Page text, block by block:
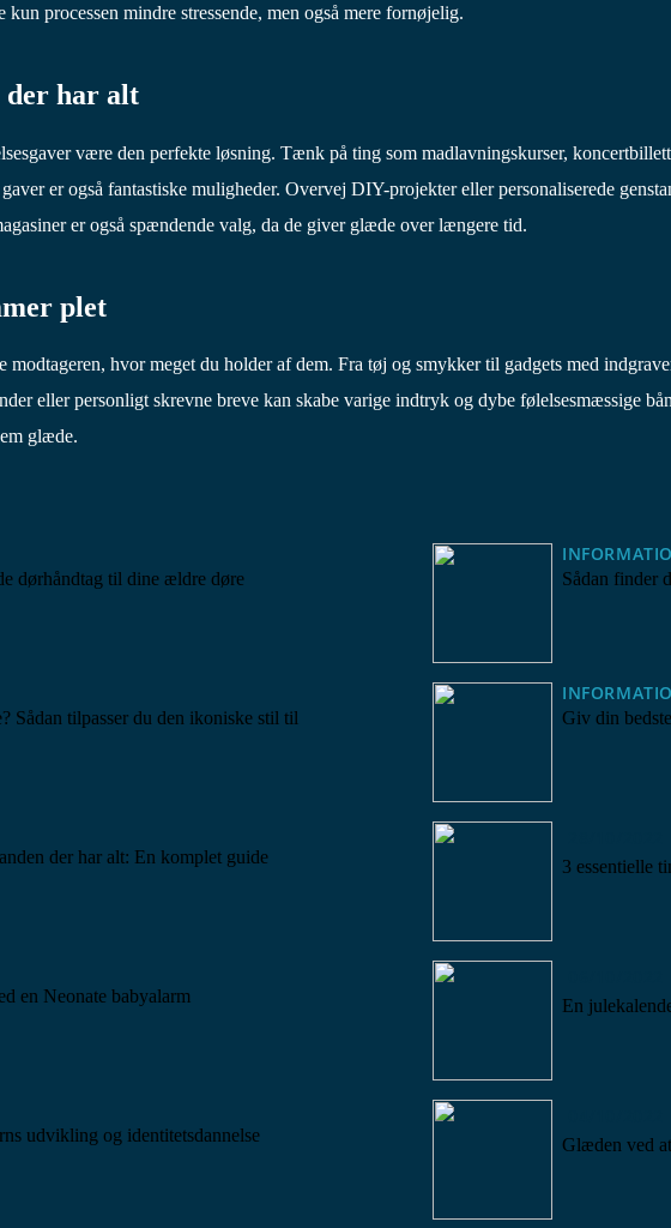
processen mindre stressende, men også mere fornøjelig.
der har alt
være den perfekte løsning. Tænk på ting som madlavningskurser,
er også fantastiske muligheder. Overvej DIY-projekter eller personaliserede
er også spændende valg, da de giver glæde over længere tid.
plet
hvor meget du holder af dem. Fra tøj og smykker til gadgets med
eller personligt skrevne breve kan skabe varige indtryk og dybe følelsesmæssige
glæde.
dørhåndtag til dine ældre døre
Sådan tilpasser du den ikoniske stil til
der har alt: En komplet guide
en Neonate babyalarm
udvikling og identitetsdannelse
Sådan finder
Giv din
3 essentielle
En
Glæden ved